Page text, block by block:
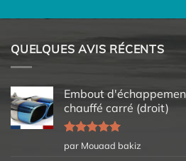
QUELQUES AVIS RÉCENTS
Embout
chauffé carré (droit)
Note5sur
5
par Mouaad bakiz